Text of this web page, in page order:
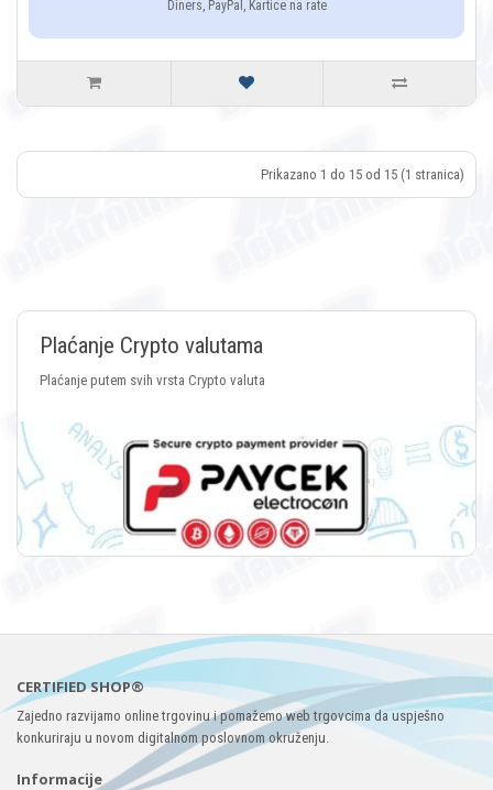
Diners, PayPal, Kartice na rate
Prikazano 1 do 15 od 15 (1 stranica)
Plaćanje Crypto valutama
Plaćanje putem svih vrsta Crypto valuta
CERTIFIED SHOP®
Zajedno razvijamo online trgovinu i pomažemo web trgovcima da uspješno
konkuriraju u novom digitalnom poslovnom okruženju.
Informacije